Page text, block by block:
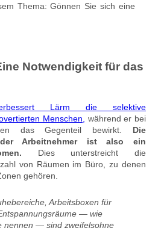
Thema: Gönnen Sie sich eine
Notwendigkeit für das
Lärm die selektive
Menschen, während er bei
das Gegenteil bewirkt. Die
der Arbeitnehmer ist also ein
Dies unterstreicht die
von Räumen im Büro, zu denen
gehören.
Arbeitsboxen für
— wie
nennen — sind zweifelsohne